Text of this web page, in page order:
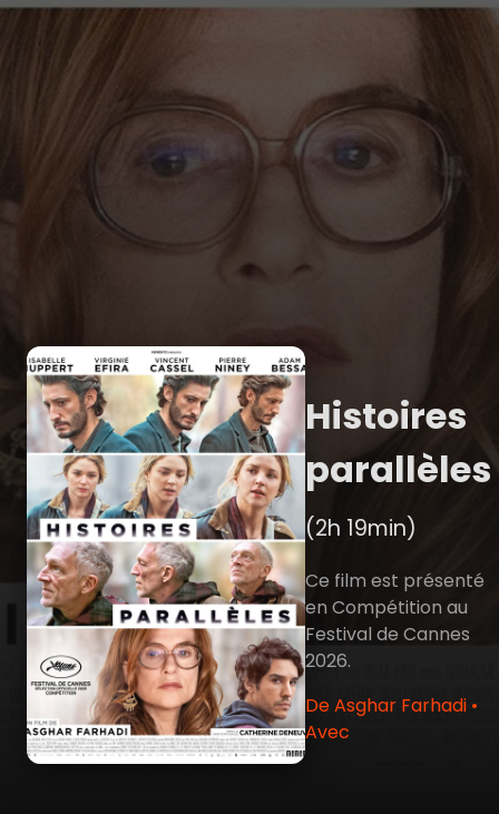
Histoires
parallèles
(2h 19min)
Ce film est présenté
en Compétition au
Festival de Cannes
2026.
De Asghar Farhadi •
Avec